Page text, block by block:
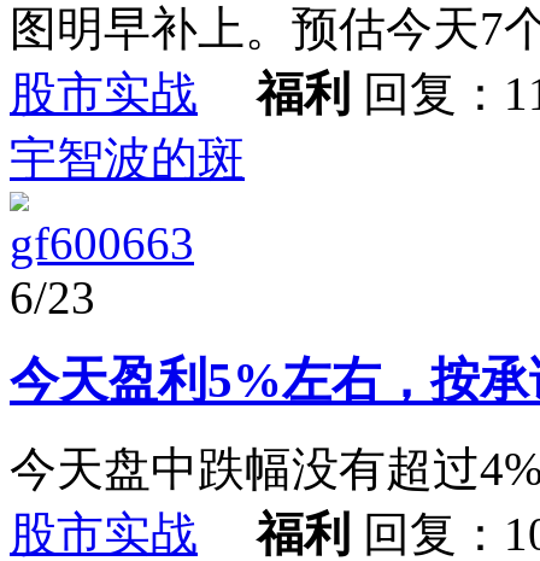
图明早补上。预估今天7
股市实战
福利 回复：
宇智波的斑
gf600663
6/23
今天盈利5%左右，按
今天盘中跌幅没有超过
股市实战
福利 回复：